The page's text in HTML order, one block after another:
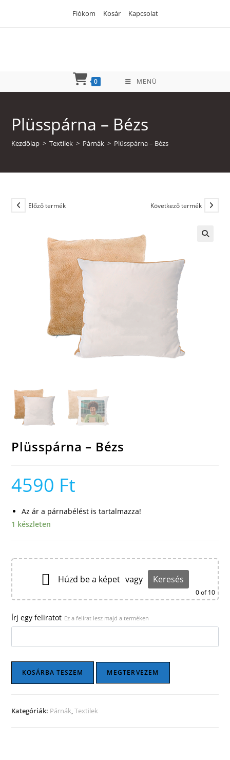
Fiókom Kosár Kapcsolat
0 MENÜ
Plüsspárna – Bézs
Kezdőlap > Textilek > Párnák > Plüsspárna – Bézs
Előző termék Következő termék
Plüsspárna – Bézs
4590 Ft
Az ár a párnabélést is tartalmazza!
1 készleten
Húzd be a képet vagy Keresés
0of 10
Írj egy feliratot Ez a felirat lesz majd a terméken
Plüsspárna
KOSÁRBA TESZEM MEGTERVEZEM
Kategóriák: Párnák,Textilek